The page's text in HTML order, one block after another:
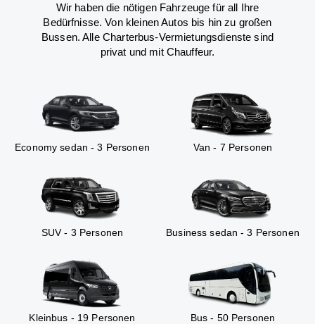
Wir haben die nötigen Fahrzeuge für all Ihre
Bedürfnisse. Von kleinen Autos bis hin zu großen
Bussen. Alle Charterbus-Vermietungsdienste sind
privat und mit Chauffeur.
Economy sedan - 3 Personen Van - 7 Personen
SUV - 3 Personen Business sedan - 3 Personen
Kleinbus - 19 Personen Bus - 50 Personen